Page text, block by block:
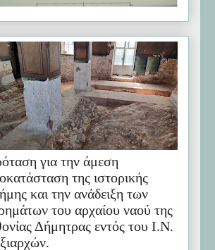
για την άμεση
της ιστορικής
και την ανάδειξη των
του αρχαίου ναού της
Δήμητρας εντός του Ι.Ν.